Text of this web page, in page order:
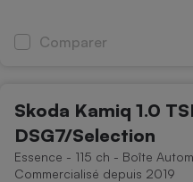
Comparer
Skoda Kamiq 1.0
DSG7/Selection
Essence - 115 ch - Boîte
Commercialisé depuis 2019